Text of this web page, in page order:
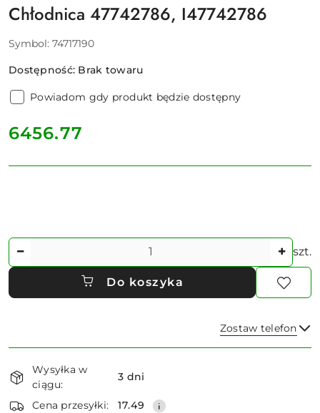
Chłodnica 47742786, I47742786
Symbol: 74717190
Dostępność: Brak towaru
Powiadom gdy produkt będzie dostępny
cena:
6456.77
Ilość szt.
Do koszyka
Zostaw telefon
Dostępność
i
dostawa
Wysyłka w
ciągu:
3 dni
Cena przesyłki: 17.49